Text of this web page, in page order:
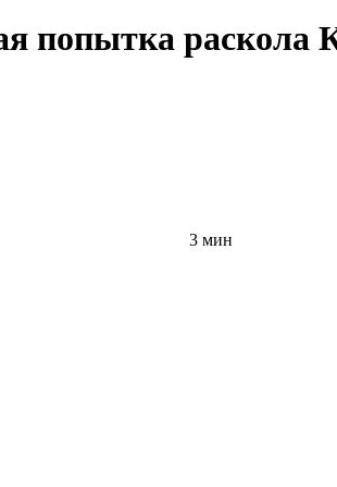
попытка
3 мин